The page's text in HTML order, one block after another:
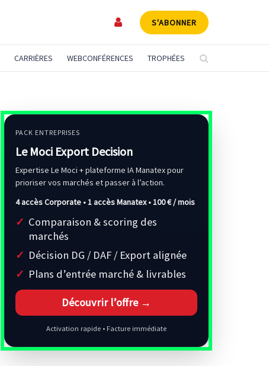
S'ABONNER
CARRIÈRES WEBCONFÉRENCES TROPHÉES
PACK ENTREPRISES
Le Moci Export Decision
Expertise Le Moci + plateforme IA Manatex pour
prioriser vos marchés et passer à l’action.
4 accès Corporate • 1 accès Manatex •100 € / mois
Comparaison & scoring des
marchés
Décision DG / DAF / Export alignée
Plans d’entrée marché & livrables
Découvrir l’offre →
Activation rapide • Facture immédiate